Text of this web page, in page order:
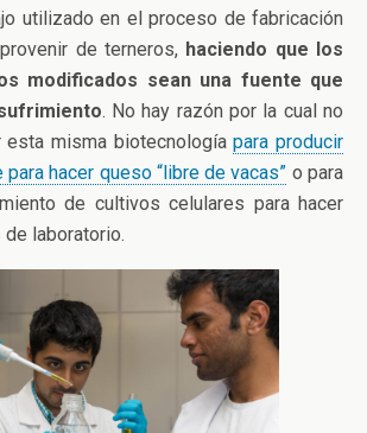
utilizado en el proceso de fabricación
de terneros, haciendo que los
modificados sean una fuente que
. No hay razón por la cual no
esta misma biotecnologíapara producir
hacer queso “libre de vacas” o para
de cultivos celulares para hacer
laboratorio.